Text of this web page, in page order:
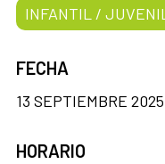
INFANTIL / JUVENIL
FECHA
13 SEPTIEMBRE 2025
HORARIO